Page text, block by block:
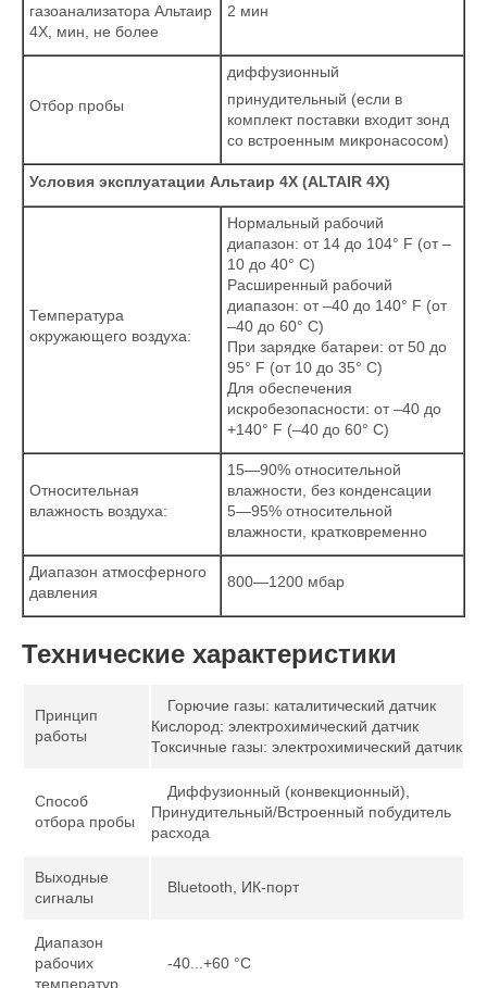
газоанализатора Альтаир
4X, мин, не более
2 мин
Отбор пробы
диффузионный
принудительный (если в
комплект поставки входит зонд
со встроенным микронасосом)
Условия эксплуатации Альтаир 4Х (ALTAIR 4X)
Температура
окружающего воздуха:
Нормальный рабочий
диапазон: от 14 до 104° F (от –
10 до 40° C)
Расширенный рабочий
диапазон: от –40 до 140° F (от
–40 до 60° C)
При зарядке батареи: от 50 до
95° F (от 10 до 35° C)
Для обеспечения
искробезопасности: от –40 до
+140° F (–40 до 60° C)
Относительная
влажность воздуха:
15—90% относительной
влажности, без конденсации
5—95% относительной
влажности, кратковременно
Диапазон атмосферного
давления
800—1200 мбар
Технические характеристики
Принцип
работы
Горючие газы: каталитический датчик
Кислород: электрохимический датчик
Токсичные газы: электрохимический датчик
Способ
отбора пробы
Диффузионный (конвекционный),
Принудительный/Встроенный побудитель
расхода
Выходные
сигналы
Bluetooth, ИК-порт
Диапазон
рабочих
температур
-40...+60 °С